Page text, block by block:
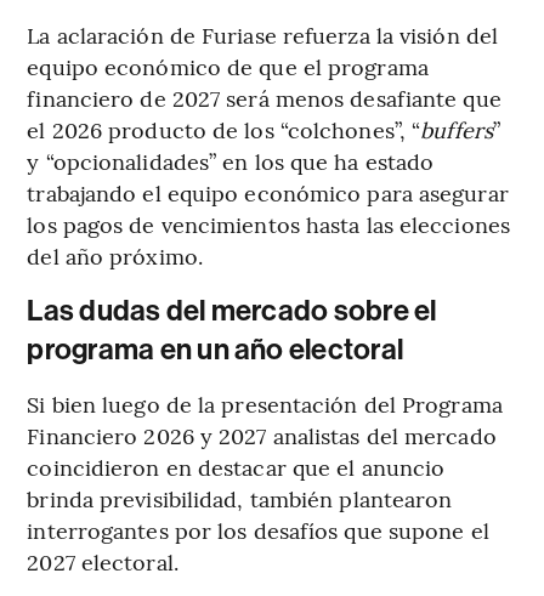
La aclaración de Furiase refuerza la visión del
equipo económico de que el programa
financiero de 2027 será menos desafiante que
el 2026 producto de los “colchones”, “buffers”
y “opcionalidades” en los que ha estado
trabajando el equipo económico para asegurar
los pagos de vencimientos hasta las elecciones
del año próximo.
Las dudas del mercado sobre el
programa en un año electoral
Si bien luego de la presentación del Programa
Financiero 2026 y 2027 analistas del mercado
coincidieron en destacar que el anuncio
brinda previsibilidad, también plantearon
interrogantes por los desafíos que supone el
2027 electoral.